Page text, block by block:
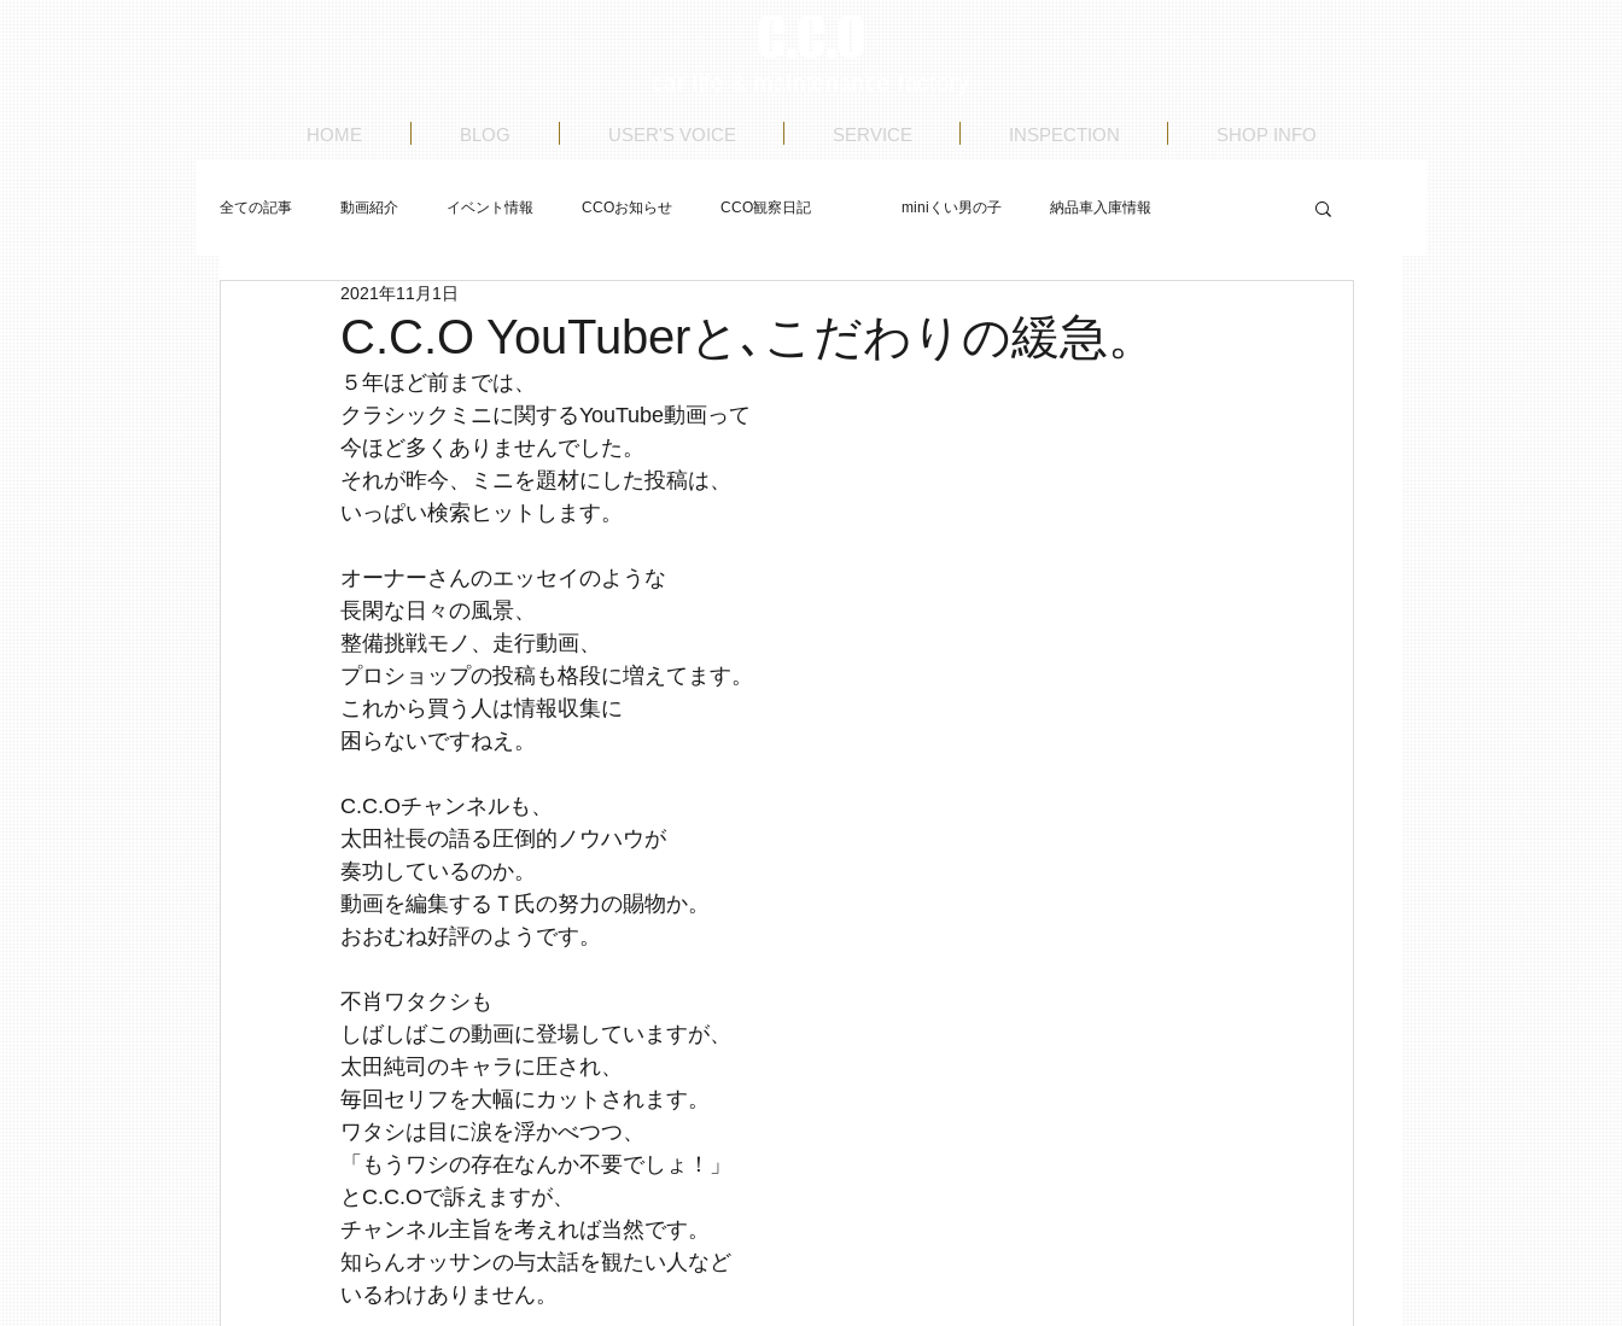
HOME BLOG USER'S VOICE SERVICE INSPECTION SHOP INFO
全ての記事 動画紹介 イベント情報 CCOお知らせ CCO観察日記 miniくい男の子 納品車入庫情報
お客様の車紹介 ゼロから始めるレストア日記
C.C.O YouTuberと､こだわりの緩急。
2021年11月1日
５年ほど前までは、
クラシックミニに関するYouTube動画って
今ほど多くありませんでした。
それが昨今、ミニを題材にした投稿は、
いっぱい検索ヒットします。
オーナーさんのエッセイのような
長閑な日々の風景、
整備挑戦モノ、走行動画、
プロショップの投稿も格段に増えてます。
これから買う人は情報収集に
困らないですねえ。
C.C.Oチャンネルも、
太田社長の語る圧倒的ノウハウが
奏功しているのか。
動画を編集するＴ氏の努力の賜物か。
おおむね好評のようです。
不肖ワタクシも
しばしばこの動画に登場していますが、
太田純司のキャラに圧され、
毎回セリフを大幅にカットされます。
ワタシは目に涙を浮かべつつ、
「もうワシの存在なんか不要でしょ！」
とC.C.Oで訴えますが、
チャンネル主旨を考えれば当然です。
知らんオッサンの与太話を観たい人など
いるわけありません。